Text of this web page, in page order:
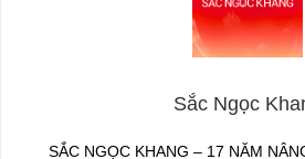
Sắc Ngọc
SẮC NGỌC KHANG – 17 NĂM